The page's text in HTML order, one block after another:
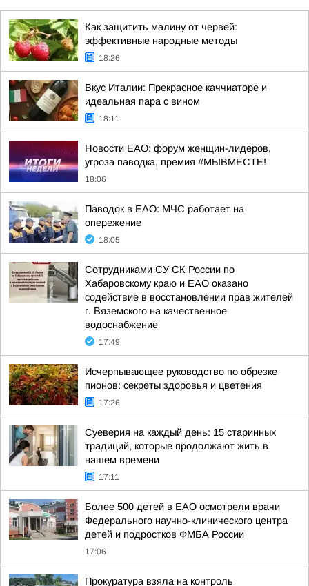
Как защитить малину от червей:
эффективные народные методы
18:26
Вкус Италии: Прекрасное каччиаторе и
идеальная пара с вином
18:11
Новости ЕАО: форум женщин-лидеров,
угроза паводка, премия #МЫВМЕСТЕ!
18:06
Паводок в ЕАО: МЧС работает на
опережение
18:05
Сотрудниками СУ СК России по
Хабаровскому краю и ЕАО оказано
содействие в восстановлении прав жителей
г. Вяземского на качественное
водоснабжение
17:49
Исчерпывающее руководство по обрезке
пионов: секреты здоровья и цветения
17:26
Суеверия на каждый день: 15 старинных
традиций, которые продолжают жить в
нашем времени
17:11
Более 500 детей в ЕАО осмотрели врачи
Федерального научно-клинического центра
детей и подростков ФМБА России
17:06
Прокуратура взяла на контроль